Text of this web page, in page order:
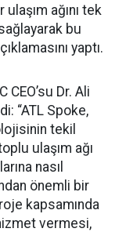
ağını tek
bu
yaptı.
CEO’su Dr. Ali
“ATL Spoke,
tekil
ulaşım ağı
nasıl
önemli bir
kapsamında
vermesi,